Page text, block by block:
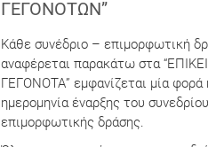
ΓΕΓΟΝΌΤΩΝ”
Κάθε συνέδριο – επιμορφωτική
αναφέρεται παρακάτω στα
ΓΕΓΟΝΟΤΑ” εμφανίζεται μία φορά
ημερομηνία έναρξης του
επιμορφωτικής δράσης.